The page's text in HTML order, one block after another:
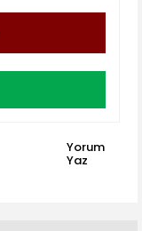
Yorum
Yaz